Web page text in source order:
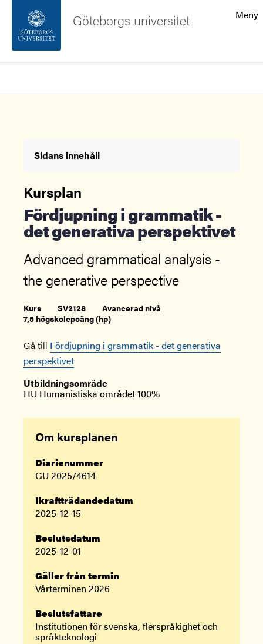
Sidfoten
Meny
Göteborgs universitet
Sidans innehåll
Kursplan
Fördjupning i grammatik -
det generativa perspektivet
Advanced grammatical analysis -
the generative perspective
Kurs SV2128
Avancerad nivå
7,5 högskolepoäng (hp)
Gå till Fördjupning i grammatik - det generativa
perspektivet
Utbildningsområde
HU Humanistiska området 100%
Om kursplanen
Diarienummer
GU 2025/4614
Ikraftträdandedatum
2025-12-15
Beslutsdatum
2025-12-01
Gäller från termin
Vårterminen 2026
Beslutsfattare
Institutionen för svenska, flerspråkighet och
språkteknologi